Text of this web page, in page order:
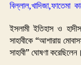
বিল্লাল,খাদিজা,ফাতেমা
ইসলামী ইতিহাস ও
সাহাবীকে “আশারায়
সাহাবী” ঘোষণা